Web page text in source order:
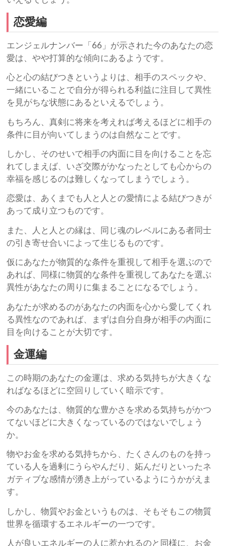
恋愛編
エンジェルナンバー「66」が示された今のあなたの恋
愛は、やや打算的な傾向にあるようです。
心と心の結びつきというよりは、相手のスペックや、
一緒にいることで自分が得られる利益に注目して異性
を見がちな状態にあるといえるでしょう。
もちろん、真剣に将来を考えれば考えるほどに相手の
条件に目が向いてしまうのは自然なことです。
しかし、そのせいで相手の内面に目を向けることを忘
れてしまえば、いざ交際がかなったとしても心からの
幸福を感じるのは難しくなってしまうでしょう。
恋愛は、あくまでも人と人との愛情による結びつきが
あって成り立つものです。
また、人と人との縁は、同じ魂のレベルにある者同士
の引き寄せ合いによって生じるものです。
仮にあなたが物質的な条件を重視して相手を選ぶので
あれば、同様に物質的な条件を重視してあなたを選ぶ
異性があなたの周りに集まることになるでしょう。
あなたが求めるのがあなたの内面を心から愛してくれ
る異性なのであれば、まずは自分自身が相手の内面に
目を向けることが大切です。
金運編
この時期のあなたの金運は、求める気持ちが大きくな
ればなるほどに空回りしていく暗示です。
今のあなたは、物質的な豊かさを求める気持ちがかつ
てないほどに大きくなっているのではないでしょう
か。
物やお金を求める気持ちから、たくさんのものを持っ
ている人を過剰にうらやんだり、妬んだりといったネ
ガティブな感情が湧き上がっているようにうかがえま
す。
しかし、物質やお金というものは、そもそもこの物質
世界を循環するエネルギーの一つです。
人が良いエネルギーの人に惹かれるのと同様に、お金